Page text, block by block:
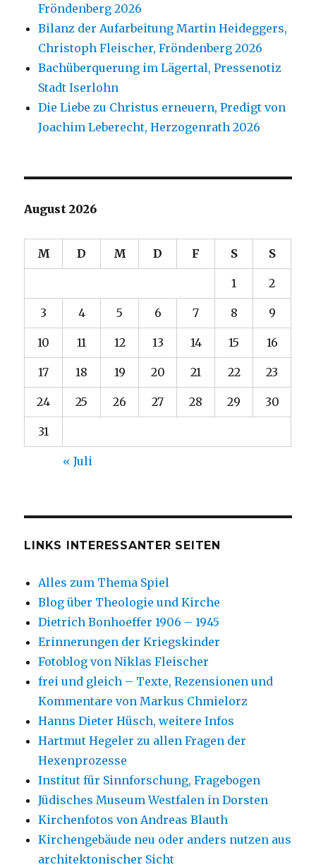
Fröndenberg 2026
Bilanz der Aufarbeitung Martin Heideggers,
Christoph Fleischer, Fröndenberg 2026
Bachüberquerung im Lägertal, Pressenotiz
Stadt Iserlohn
Die Liebe zu Christus erneuern, Predigt von
Joachim Leberecht, Herzogenrath 2026
August 2026
M D M D F S S
1 2
3 4 5 6 7 8 9
10 11 12 13 14 15 16
17 18 19 20 21 22 23
24 25 26 27 28 29 30
31
« Juli
LINKS INTERESSANTER SEITEN
Alles zum Thema Spiel
Blog über Theologie und Kirche
Dietrich Bonhoeffer 1906 – 1945
Erinnerungen der Kriegskinder
Fotoblog von Niklas Fleischer
frei und gleich – Texte, Rezensionen und
Kommentare von Markus Chmielorz
Hanns Dieter Hüsch, weitere Infos
Hartmut Hegeler zu allen Fragen der
Hexenprozesse
Institut für Sinnforschung, Fragebogen
Jüdisches Museum Westfalen in Dorsten
Kirchenfotos von Andreas Blauth
Kirchengebäude neu oder anders nutzen aus
architektonischer Sicht